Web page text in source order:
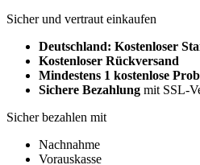
Sicher und vertraut einkaufen
Deutschland: Kostenloser
Kostenloser Rückversand
Mindestens 1 kostenlose
Sichere Bezahlung mit SSL-
Sicher bezahlen mit
Nachnahme
Vorauskasse